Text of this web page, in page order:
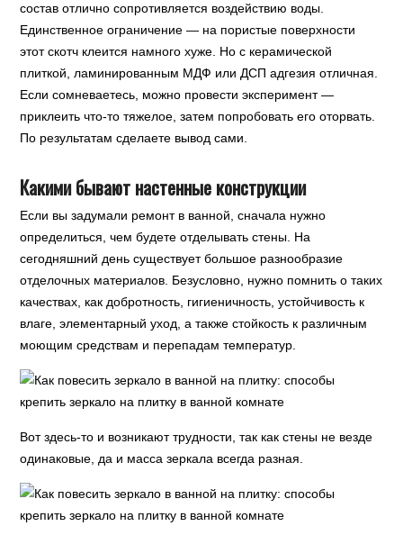
состав отлично сопротивляется воздействию воды.
Единственное ограничение — на пористые поверхности
этот скотч клеится намного хуже. Но с керамической
плиткой, ламинированным МДФ или ДСП адгезия отличная.
Если сомневаетесь, можно провести эксперимент —
приклеить что-то тяжелое, затем попробовать его оторвать.
По результатам сделаете вывод сами.
Какими бывают настенные конструкции
Если вы задумали ремонт в ванной, сначала нужно
определиться, чем будете отделывать стены. На
сегодняшний день существует большое разнообразие
отделочных материалов. Безусловно, нужно помнить о таких
качествах, как добротность, гигиеничность, устойчивость к
влаге, элементарный уход, а также стойкость к различным
моющим средствам и перепадам температур.
Вот здесь-то и возникают трудности, так как стены не везде
одинаковые, да и масса зеркала всегда разная.